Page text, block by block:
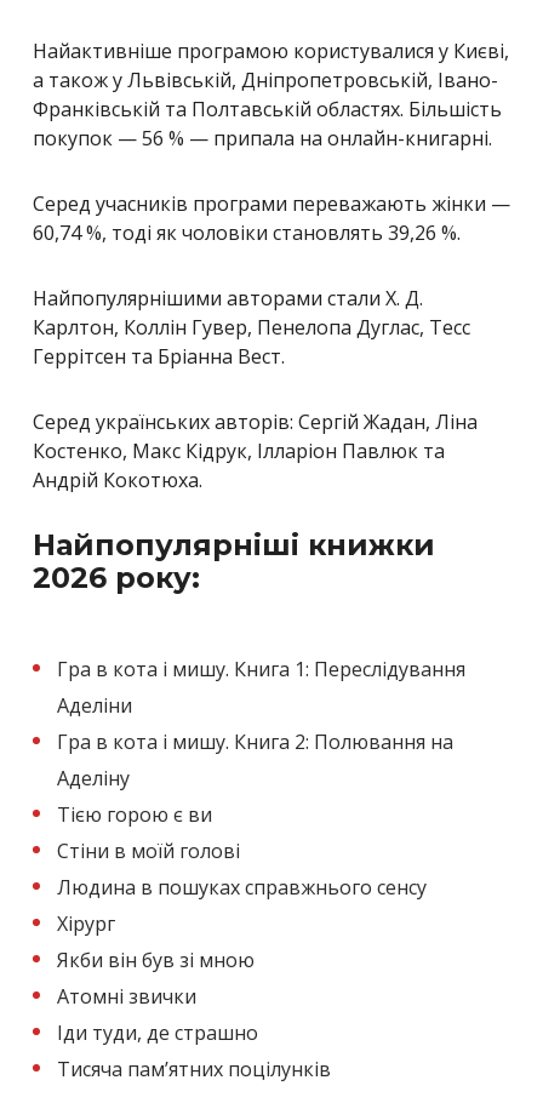
Найактивніше програмою користувалися у Києві,
а також у Львівській, Дніпропетровській, Івано-
Франківській та Полтавській областях. Більшість
покупок — 56 % — припала на онлайн-книгарні.
Серед учасників програми переважають жінки —
60,74 %, тоді як чоловіки становлять 39,26 %.
Найпопулярнішими авторами стали Х. Д.
Карлтон, Коллін Гувер, Пенелопа Дуглас, Тесс
Геррітсен та Бріанна Вест.
Серед українських авторів: Сергій Жадан, Ліна
Костенко, Макс Кідрук, Ілларіон Павлюк та
Андрій Кокотюха.
Найпопулярніші книжки
2026 року:
Гра в кота і мишу. Книга 1: Переслідування
Аделіни
Гра в кота і мишу. Книга 2: Полювання на
Аделіну
Тією горою є ви
Стіни в моїй голові
Людина в пошуках справжнього сенсу
Хірург
Якби він був зі мною
Атомні звички
Іди туди, де страшно
Тисяча пам’ятних поцілунків